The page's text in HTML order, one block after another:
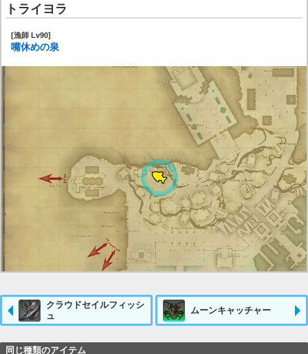
トライヨラ
[漁師 Lv90]
嘴休めの泉
クラウドセイルフィッシ
ュ
ムーンキャッチャー
同じ種類のアイテム